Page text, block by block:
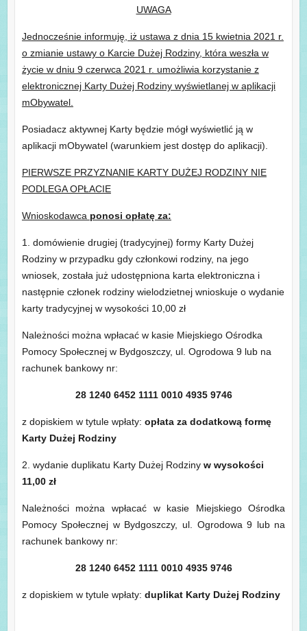
UWAGA
Jednocześnie informuję, iż ustawa z dnia 15 kwietnia 2021 r.
o zmianie ustawy o Karcie Dużej Rodziny, która weszła w
życie w dniu 9 czerwca 2021 r. umożliwia korzystanie z
elektronicznej Karty Dużej Rodziny wyświetlanej w aplikacji
mObywatel.
Posiadacz aktywnej Karty będzie mógł wyświetlić ją w
aplikacji mObywatel (warunkiem jest dostęp do aplikacji).
PIERWSZE PRZYZNANIE KARTY DUŻEJ RODZINY NIE
PODLEGA OPŁACIE
Wnioskodawca ponosi opłatę za:
1. domówienie drugiej (tradycyjnej) formy Karty Dużej
Rodziny w przypadku gdy członkowi rodziny, na jego
wniosek, została już udostępniona karta elektroniczna i
następnie członek rodziny wielodzietnej wnioskuje o wydanie
karty tradycyjnej w wysokości 10,00 zł
Należności można wpłacać w kasie Miejskiego Ośrodka
Pomocy Społecznej w Bydgoszczy, ul. Ogrodowa 9 lub na
rachunek bankowy nr:
28 1240 6452 1111 0010 4935 9746
z dopiskiem w tytule wpłaty: opłata za dodatkową formę
Karty Dużej Rodziny
2. wydanie duplikatu Karty Dużej Rodziny w wysokości
11,00 zł
Należności można wpłacać w kasie Miejskiego Ośrodka
Pomocy Społecznej w Bydgoszczy, ul. Ogrodowa 9 lub na
rachunek bankowy nr:
28 1240 6452 1111 0010 4935 9746
z dopiskiem w tytule wpłaty: duplikat Karty Dużej Rodziny